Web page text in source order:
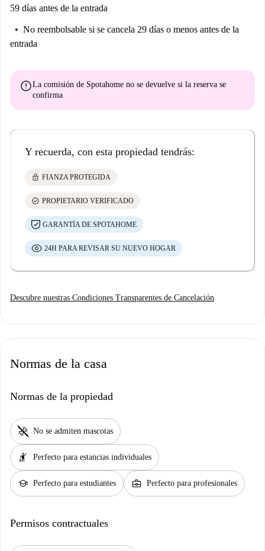
59 días antes de la entrada
No reembolsable si se cancela 29 días o menos antes de la
entrada
errorLa comisión de Spotahome no se devuelve si la reserva se
confirma
Y recuerda, con esta propiedad tendrás:
lock FIANZA PROTEGIDA
check_circle PROPIETARIO VERIFICADO
GARANTÍA DE SPOTAHOME
24H PARA REVISAR SU NUEVO HOGAR
Descubre nuestras Condiciones Transparentes de Cancelación
Normas de la casa
Normas de la propiedad
pet_supplies No se admiten mascotas
hail Perfecto para estancias individuales
school Perfecto para estudiantes business_center Perfecto para profesionales
Permisos contractuales